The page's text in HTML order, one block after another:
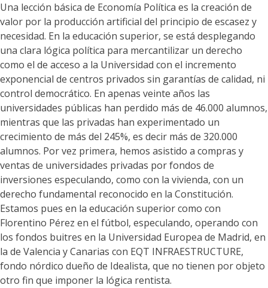
Una lección básica de Economía Política es la creación de
valor por la producción artificial del principio de escasez y
necesidad. En la educación superior, se está desplegando
una clara lógica política para mercantilizar un derecho
como el de acceso a la Universidad con el incremento
exponencial de centros privados sin garantías de calidad, ni
control democrático. En apenas veinte años las
universidades públicas han perdido más de 46.000 alumnos,
mientras que las privadas han experimentado un
crecimiento de más del 245%, es decir más de 320.000
alumnos. Por vez primera, hemos asistido a compras y
ventas de universidades privadas por fondos de
inversiones especulando, como con la vivienda, con un
derecho fundamental reconocido en la Constitución.
Estamos pues en la educación superior como con
Florentino Pérez en el fútbol, especulando, operando con
los fondos buitres en la Universidad Europea de Madrid, en
la de Valencia y Canarias con EQT INFRAESTRUCTURE,
fondo nórdico dueño de Idealista, que no tienen por objeto
otro fin que imponer la lógica rentista.